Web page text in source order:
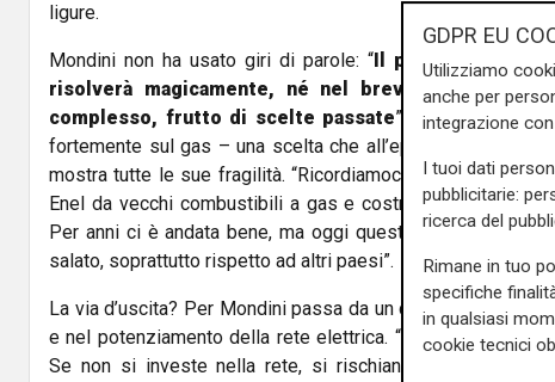
ligure.
Mondini non ha usato giri di parole: “ Il problema del
risolverà magicamente, né nel breve né nel
complesso, frutto di scelte passate”. Secondo
fortemente sul gas – una scelta che all’epoca poteva
mostra tutte le sue fragilità. “Ricordiamoci che abbiamo
Enel da vecchi combustibili a gas e costruito
Per anni ci è andata bene, ma oggi questa forte
salato, soprattutto rispetto ad altri paesi”.
La via d’uscita? Per Mondini passa da un doppio binario:
e nel potenziamento della rete elettrica. “Non basta
Se non si investe nella rete, si rischiano blackout e
GDPR EU
Utilizziamo
anche per
integrazione
I tuoi dati
pubblicitarie:
ricerca del
Rimane in tuo
specifiche
in qualsiasi
cookie tecnici